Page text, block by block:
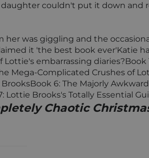
couldn't put it down and
was giggling and the
it 'the best book ever'Katie
embarrassing diaries?Book
Mega-Complicated Crushes of
6: The Majorly
Brooks's Totally Essential
Chaotic